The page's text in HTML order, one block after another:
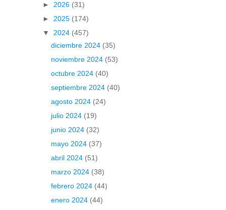
► 2026 (31)
► 2025 (174)
▼ 2024 (457)
diciembre 2024 (35)
noviembre 2024 (53)
octubre 2024 (40)
septiembre 2024 (40)
agosto 2024 (24)
julio 2024 (19)
junio 2024 (32)
mayo 2024 (37)
abril 2024 (51)
marzo 2024 (38)
febrero 2024 (44)
enero 2024 (44)